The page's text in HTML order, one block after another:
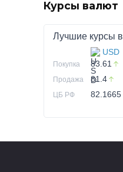
Курсы валют
Лучшие курсы в
USD
Покупка 83.61
Продажа 81.4
ЦБ РФ 82.1665